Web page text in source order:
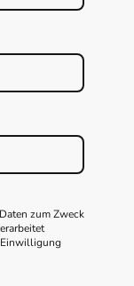
zum Zweck
Einwilligung